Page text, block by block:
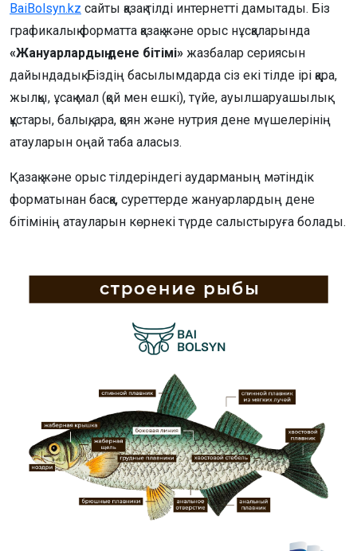
BaiBolsyn.kz сайты қазақ тілді интернетті дамытады. Біз
графикалық форматта қазақ және орыс нұсқаларында
«Жануарлардың дене бітімі» жазбалар сериясын
дайындадық. Біздің басылымдарда сіз екі тілде ірі қара,
жылқы, ұсақ мал (қой мен ешкі), түйе, ауылшаруашылық
құстары, балық, ара, қоян және нутрия дене мүшелерінің
атауларын оңай таба аласыз.
Қазақ және орыс тілдеріндегі аударманың мәтіндік
форматынан басқа, суреттерде жануарлардың дене
бітімінің атауларын көрнекі түрде салыстыруға болады.